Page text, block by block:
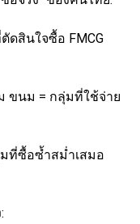
สินใจซื้อ FMCG
ขนม = กลุ่มที่ใช้จ่าย
ที่ซื้อซ้ำสม่ำเสมอ